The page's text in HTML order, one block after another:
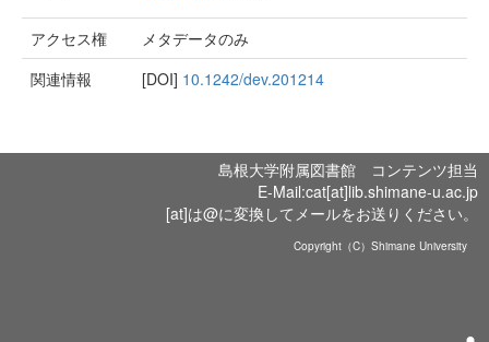
アクセス権
メタデータのみ
関連情報
[DOI] 10.1242/dev.201214
島根大学附属図書館 コンテンツ担当
E-Mail:cat[at]lib.shimane-u.ac.jp
[at]は@に変換してメールをお送りください。
Copyright（C）Shimane University